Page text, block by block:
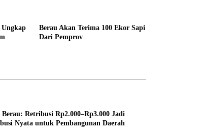
Ungkap
Berau Akan Terima 100 Ekor Sapi
Dari Pemprov
Retribusi Rp2.000–Rp3.000 Jadi
Nyata untuk Pembangunan Daerah